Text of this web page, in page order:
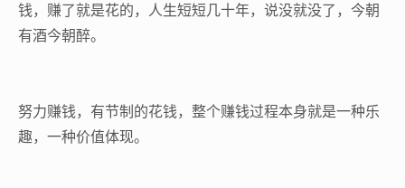
钱，赚了就是花的，人生短短几十年，说没就没了，今朝
有酒今朝醉。
努力赚钱，有节制的花钱，整个赚钱过程本身就是一种乐
趣，一种价值体现。